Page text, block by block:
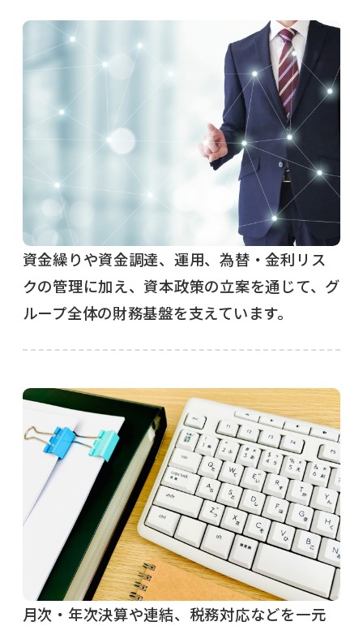
資金繰りや資金調達、運用、為替・金利リス
クの管理に加え、資本政策の立案を通じて、グ
ループ全体の財務基盤を支えています。
月次・年次決算や連結、税務対応などを一元